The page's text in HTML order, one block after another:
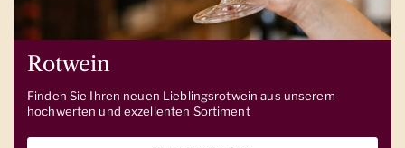
Rotwein
Finden Sie Ihren neuen Lieblingsrotwein aus unserem
hochwerten und exzellenten Sortiment